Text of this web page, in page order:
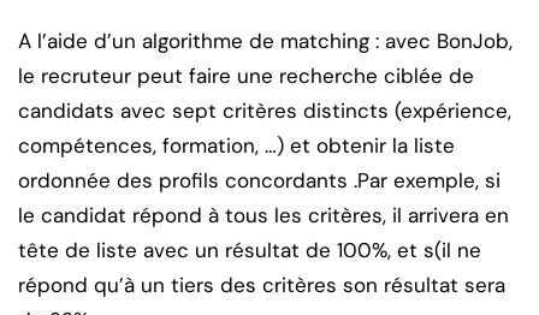
A l’aide d’un algorithme de matching : avec BonJob,
le recruteur peut faire une recherche ciblée de
candidats avec sept critères distincts (expérience,
compétences, formation, …) et obtenir la liste
ordonnée des profils concordants .Par exemple, si
le candidat répond à tous les critères, il arrivera en
tête de liste avec un résultat de 100%, et s(il ne
répond qu’à un tiers des critères son résultat sera